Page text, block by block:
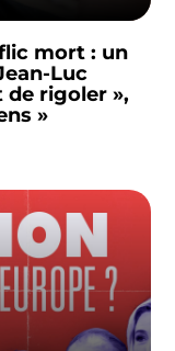
mort : un
Luc
de rigoler »,
»